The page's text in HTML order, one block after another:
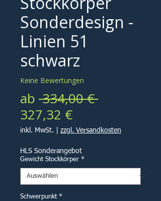
Sonderdesign -
Linien 51
schwarz
Keine Bewertungen
ab 334,00 €
327,32 €Sale-
Preis
inkl. MwSt. zzgl. Versandkosten
HLS Sonderangebot
Gewicht Stockkörper *
Schwerpunkt *